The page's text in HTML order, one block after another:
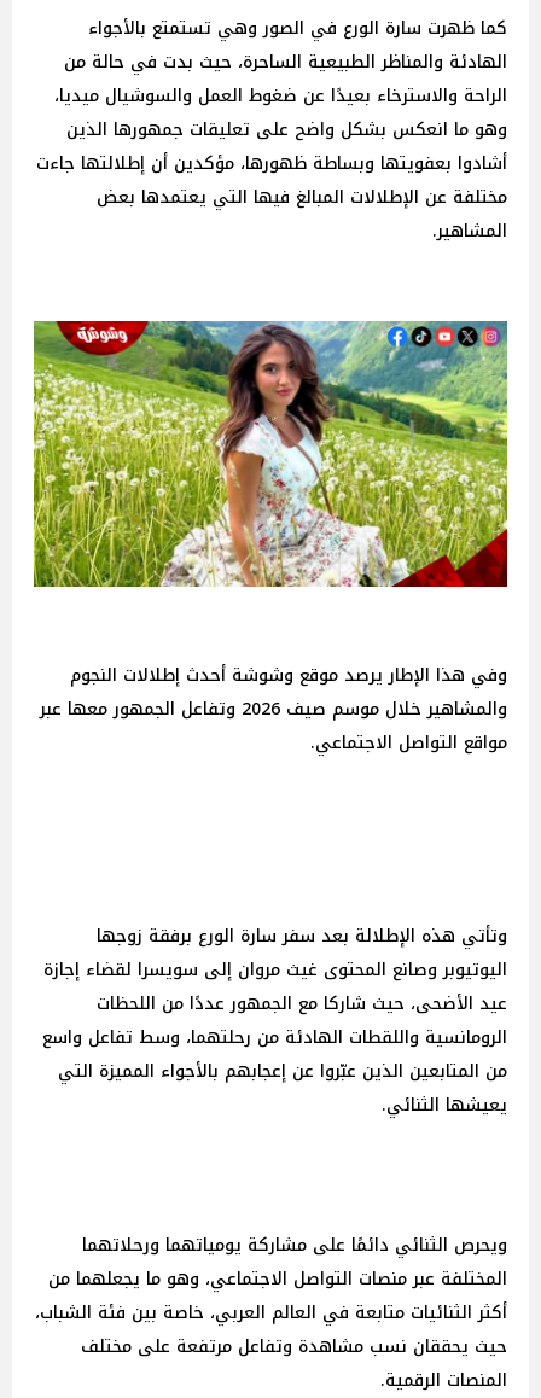
كما ظهرت سارة الورع في الصور وهي تستمتع بالأجواء
الهادئة والمناظر الطبيعية الساحرة، حيث بدت في حالة من
الراحة والاسترخاء بعيدًا عن ضغوط العمل والسوشيال ميديا،
وهو ما انعكس بشكل واضح على تعليقات جمهورها الذين
أشادوا بعفويتها وبساطة ظهورها، مؤكدين أن إطلالتها جاءت
مختلفة عن الإطلالات المبالغ فيها التي يعتمدها بعض
المشاهير.
وفي هذا الإطار يرصد موقع وشوشة أحدث إطلالات النجوم
والمشاهير خلال موسم صيف 2026 وتفاعل الجمهور معها عبر
مواقع التواصل الاجتماعي.
وتأتي هذه الإطلالة بعد سفر سارة الورع برفقة زوجها
اليوتيوبر وصانع المحتوى غيث مروان إلى سويسرا لقضاء إجازة
عيد الأضحى، حيث شاركا مع الجمهور عددًا من اللحظات
الرومانسية واللقطات الهادئة من رحلتهما، وسط تفاعل واسع
من المتابعين الذين عبّروا عن إعجابهم بالأجواء المميزة التي
يعيشها الثنائي.
ويحرص الثنائي دائمًا على مشاركة يومياتهما ورحلاتهما
المختلفة عبر منصات التواصل الاجتماعي، وهو ما يجعلهما من
أكثر الثنائيات متابعة في العالم العربي، خاصة بين فئة الشباب،
حيث يحققان نسب مشاهدة وتفاعل مرتفعة على مختلف
المنصات الرقمية.